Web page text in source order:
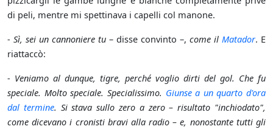
di peli, mentre mi spettinava i capelli col manone.
- Sì, sei un cannoniere tu – disse convinto –, come il Matador. E
riattaccò:
- Veniamo al dunque, tigre, perché voglio dirti del gol. Che fu
speciale. Molto speciale. Specialissimo. Giunse a un quarto d'ora
dal termine. Si stava sullo zero a zero – risultato "inchiodato",
come dicevano i cronisti bravi alla radio – e, nonostante tutti gli